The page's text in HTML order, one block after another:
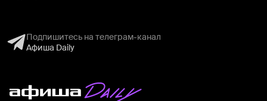
Подпишитесь на телеграм-канал
Афиша Daily